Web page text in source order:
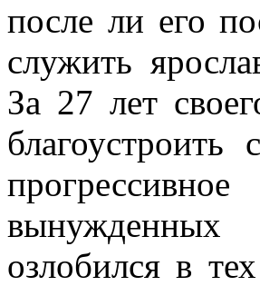
после ли его
служить
За 27 лет
озлобился в